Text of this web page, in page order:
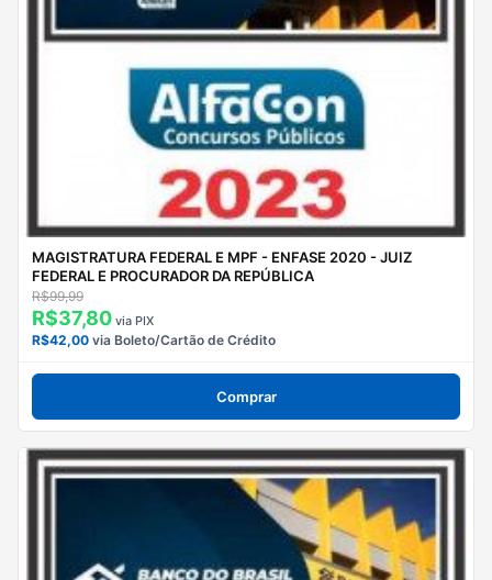
MAGISTRATURA FEDERAL E MPF - ENFASE 2020 - JUIZ
FEDERAL E PROCURADOR DA REPÚBLICA
R$99,99
R$37,80 via PIX
R$42,00 via Boleto/Cartão de Crédito
Comprar